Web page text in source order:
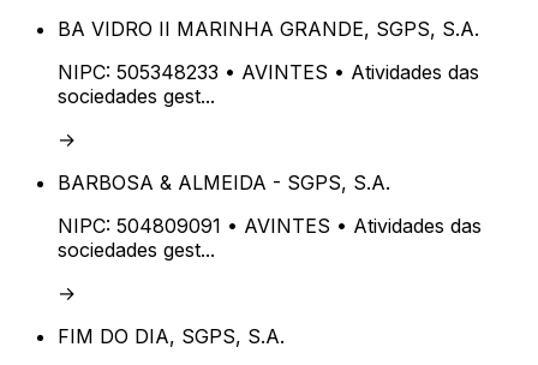
BA VIDRO II MARINHA GRANDE, SGPS, S.A.
NIPC: 505348233 • AVINTES • Atividades das
sociedades gest...
→
BARBOSA & ALMEIDA - SGPS, S.A.
NIPC: 504809091 • AVINTES • Atividades das
sociedades gest...
→
FIM DO DIA, SGPS, S.A.